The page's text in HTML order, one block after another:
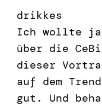
drikkes
Ich wollte
über die
dieser
auf dem
gut. Und